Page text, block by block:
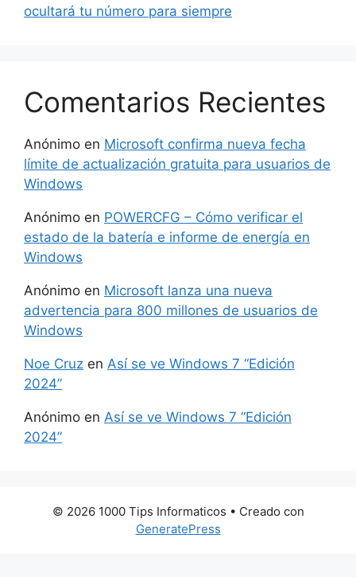
ocultará tu número para siempre
Comentarios Recientes
Anónimo en Microsoft confirma nueva fecha
límite de actualización gratuita para usuarios de
Windows
Anónimo en POWERCFG – Cómo verificar el
estado de la batería e informe de energía en
Windows
Anónimo en Microsoft lanza una nueva
advertencia para 800 millones de usuarios de
Windows
Noe Cruz en Así se ve Windows 7 “Edición
2024”
Anónimo en Así se ve Windows 7 “Edición
2024”
© 2026 1000 Tips Informaticos • Creado con
GeneratePress